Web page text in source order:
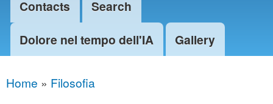
Contacts
Search
Dolore nel tempo dell'IA
Gallery
You are here
Home » Filosofia